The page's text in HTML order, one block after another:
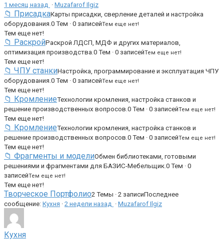
1 месяц назад · Muzafarof Ilgiz
📁 ПрисадкаКарты присадки, сверление деталей и настройка
оборудования. 0 Тем · 0 записейТем еще нет!
Тем еще нет!
📁 РаскройРаскрой ЛДСП, МДФ и других материалов,
оптимизация производства. 0 Тем · 0 записейТем еще нет!
Тем еще нет!
📁 ЧПУ станкиНастройка, программирование и эксплуатация ЧПУ
оборудования. 0 Тем · 0 записейТем еще нет!
Тем еще нет!
📁 КромлениеТехнологии кромления, настройка станков и
решение производственных вопросов. 0 Тем · 0 записейТем еще нет!
Тем еще нет!
📁 КромлениеТехнологии кромления, настройка станков и
решение производственных вопросов. 0 Тем · 0 записейТем еще нет!
Тем еще нет!
📁 Фрагменты и моделиОбмен библиотеками, готовыми
решениями и фрагментами для БАЗИС-Мебельщик. 0 Тем · 0
записейТем еще нет!
Тем еще нет!
Творческое Портфолио2 Темы · 2 записиПоследнее
сообщение: Кухня · 2 недели назад · Muzafarof Ilgiz
Кухня